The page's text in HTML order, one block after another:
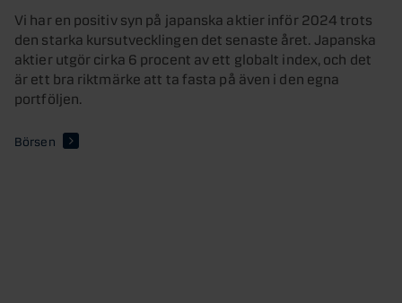
Vi har en positiv syn på japanska aktier inför 2024 trots
den starka kursutvecklingen det senaste året. Japanska
aktier utgör cirka 6 procent av ett globalt index, och det
är ett bra riktmärke att ta fasta på även i den egna
portföljen.
Börsen